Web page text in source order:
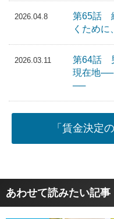
2026.04.8
第65話
くために
2026.03.11
第64話
現在地──
──
「賃金決定
あわせて読みたい記事